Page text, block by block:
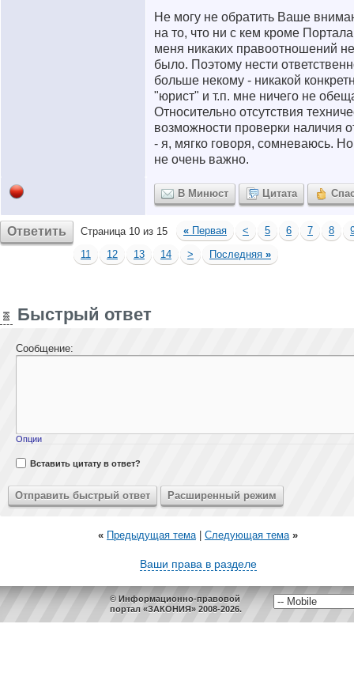
Не могу не обратить Ваше
на то, что ни с кем кроме
меня никаких правоотношений
было. Поэтому нести
больше некому - никакой
"юрист" и т.п. мне ничего не
Относительно отсутствия
возможности проверки наличия
- я, мягко говоря, сомневаюсь. Но
не очень важно.
В Минюст Цитата
Ответить Страница 10 из 15 « Первая < 5 6 7 8
11
12 13 14 > Последняя »
Быстрый ответ
Сообщение:
Опции
Вставить цитату в ответ?
« Предыдущая тема| Следующая тема »
Ваши права в разделе
© Информационно-правовой
портал «ЗАКОНИЯ» 2008-2026.